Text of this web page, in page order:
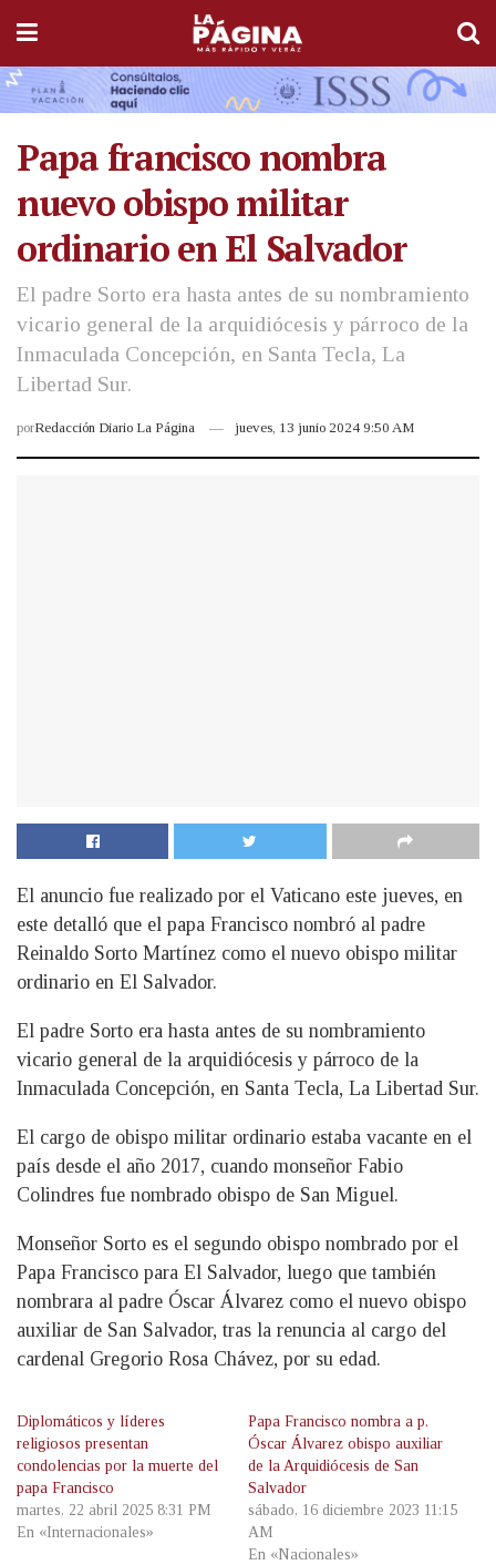
Papa francisco nombra
nuevo obispo militar
ordinario en El Salvador
El padre Sorto era hasta antes de su nombramiento
vicario general de la arquidiócesis y párroco de la
Inmaculada Concepción, en Santa Tecla, La
Libertad Sur.
porRedacción Diario La Página jueves, 13 junio 2024 9:50 AM
El anuncio fue realizado por el Vaticano este jueves, en
este detalló que el papa Francisco nombró al padre
Reinaldo Sorto Martínez como el nuevo obispo militar
ordinario en El Salvador.
El padre Sorto era hasta antes de su nombramiento
vicario general de la arquidiócesis y párroco de la
Inmaculada Concepción, en Santa Tecla, La Libertad Sur.
El cargo de obispo militar ordinario estaba vacante en el
país desde el año 2017, cuando monseñor Fabio
Colindres fue nombrado obispo de San Miguel.
Monseñor Sorto es el segundo obispo nombrado por el
Papa Francisco para El Salvador, luego que también
nombrara al padre Óscar Álvarez como el nuevo obispo
auxiliar de San Salvador, tras la renuncia al cargo del
cardenal Gregorio Rosa Chávez, por su edad.
Diplomáticos y líderes
religiosos presentan
condolencias por la muerte del
papa Francisco
martes, 22 abril 2025 8:31 PM
En «Internacionales»
Papa Francisco nombra a p.
Óscar Álvarez obispo auxiliar
de la Arquidiócesis de San
Salvador
sábado, 16 diciembre 2023 11:15
AM
En «Nacionales»